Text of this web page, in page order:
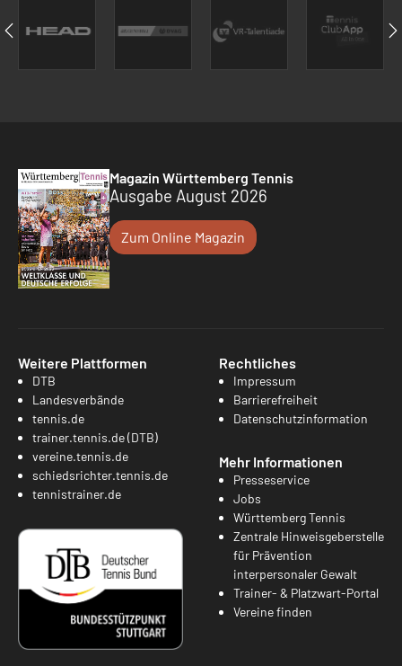
Magazin Württemberg Tennis
Ausgabe August 2026
Zum Online Magazin
Weitere Plattformen
DTB
Landesverbände
tennis.de
trainer.tennis.de (DTB)
vereine.tennis.de
schiedsrichter.tennis.de
tennistrainer.de
Rechtliches
Impressum
Barrierefreiheit
Datenschutzinformation
Mehr Informationen
Presseservice
Jobs
Württemberg Tennis
Zentrale Hinweisgeberstelle
für Prävention
interpersonaler Gewalt
Trainer- & Platzwart-Portal
Vereine finden